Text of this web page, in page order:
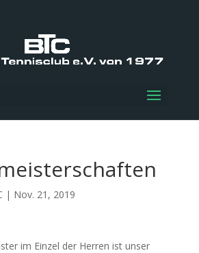
| Nov. 21, 2019
im Einzel der Herren ist unser